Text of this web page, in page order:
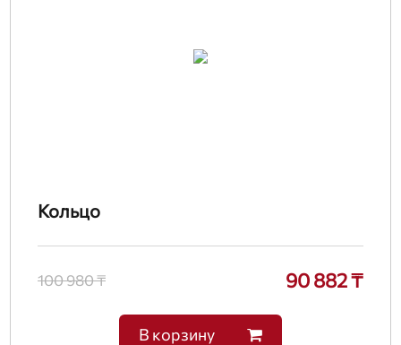
Кольцо
100 980 ₸ 90 882 ₸
В корзину